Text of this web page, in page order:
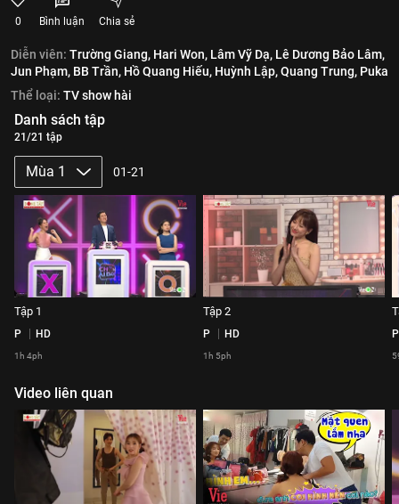
0 Bình luận Chia sẻ
Diễn viên: Trường Giang, Hari Won, Lâm Vỹ Dạ, Lê Dương Bảo Lâm,
Jun Phạm, BB Trần, Hồ Quang Hiếu, Huỳnh Lập,Quang Trung, Puka
Thể loại: TV show hài
Danh sách tập
21/21 tập
Mùa 1 01-21
Tập 1
P HD
1h 4ph
Tập 2
P HD
1h 5ph
P
Video liên quan